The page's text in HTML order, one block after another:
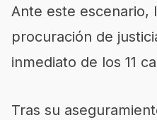
Ante este escenario,
procuración de
inmediato de los 11
Tras su